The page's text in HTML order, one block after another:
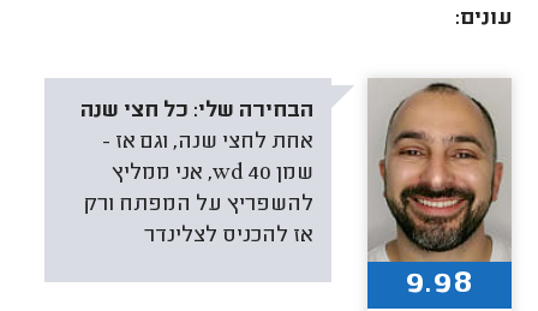
עונים:
הבחירה שלי: כל חצי שנה
אחת לחצי שנה, וגם אז -
שמן wd 40, אני ממליץ
להשפריץ על המפתח ורק
אז להכניס לצלינדר
9.98